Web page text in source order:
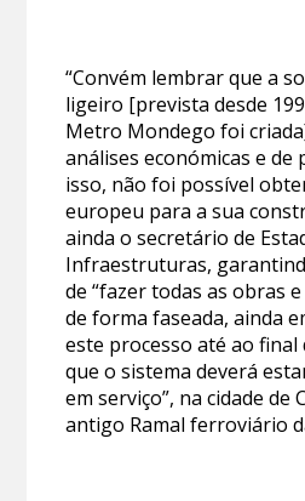
“Convém lembrar que a
ligeiro [prevista desde
Metro Mondego foi
análises económicas e
isso, não foi possível
europeu para a sua
ainda o secretário de
Infraestruturas,
de “fazer todas as obras
de forma faseada, ainda
este processo até ao final
que o sistema deverá
em serviço”, na cidade de
antigo Ramal ferroviário